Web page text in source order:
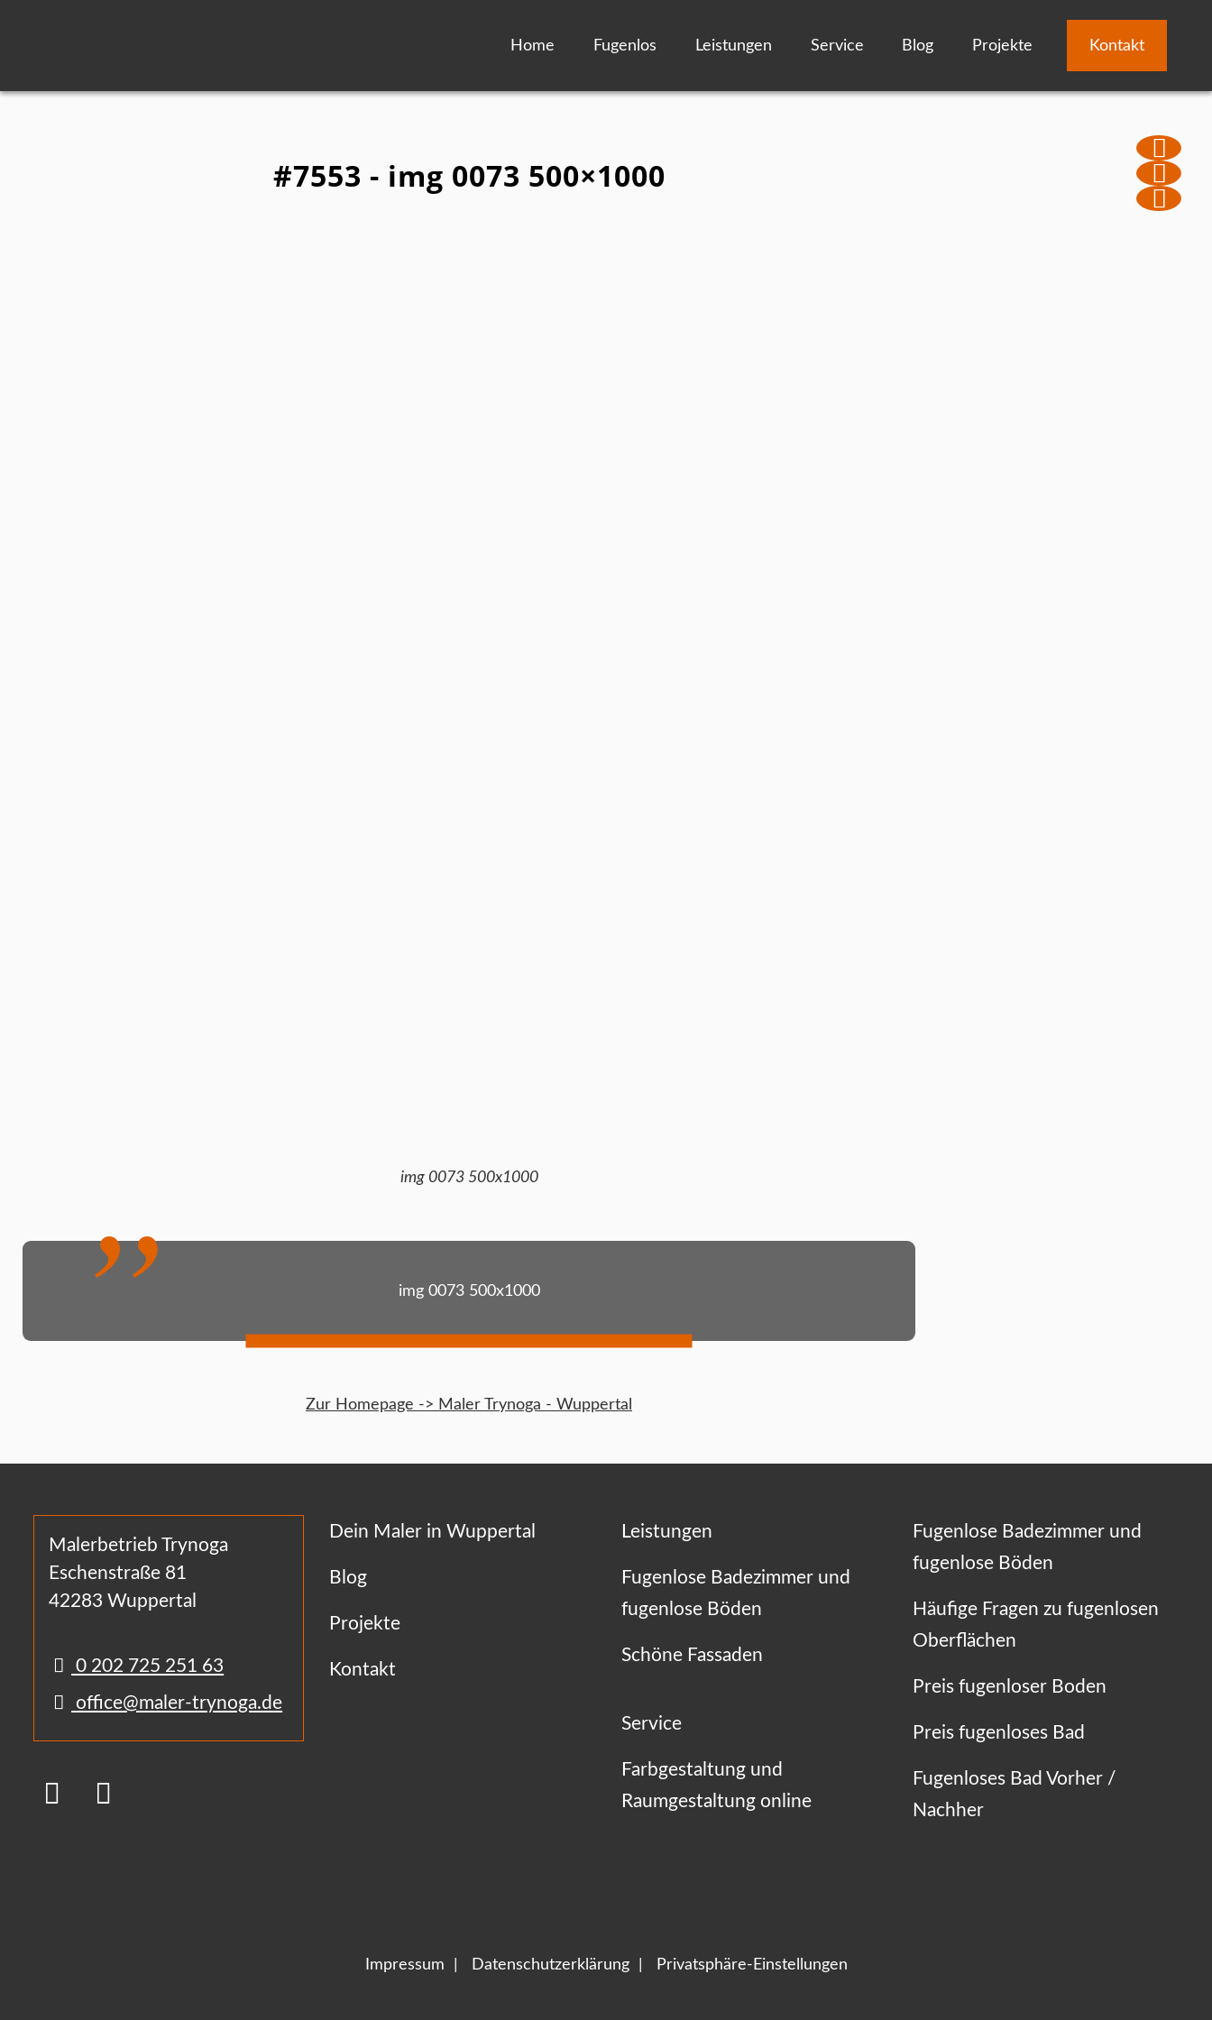
Home Fugenlos Leistungen Service Blog Projekte Kontakt
#7553 - img 0073 500×1000
img 0073 500x1000
img 0073 500x1000
Zur Homepage -> Maler Trynoga - Wuppertal
Malerbetrieb Trynoga
Eschenstraße 81
42283 Wuppertal
0 202 725 251 63
office@maler-trynoga.de
Dein Maler in Wuppertal
Blog
Projekte
Kontakt
Leistungen
Fugenlose Badezimmer und
fugenlose Böden
Schöne Fassaden
Service
Farbgestaltung und
Raumgestaltung online
Fugenlose Badezimmer und
fugenlose Böden
Häufige Fragen zu fugenlosen
Oberflächen
Preis fugenloser Boden
Preis fugenloses Bad
Fugenloses Bad Vorher /
Nachher
Impressum Datenschutzerklärung Privatsphäre-Einstellungen